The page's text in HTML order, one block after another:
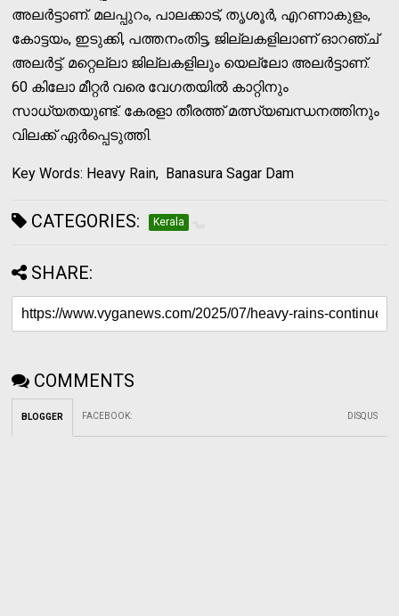
അലര്‍ട്ടാണ്. മലപ്പുറം, പാലക്കാട്, തൃശൂര്‍, എറണാകുളം,
കോട്ടയം, ഇടുക്കി, പത്തനംതിട്ട, ജില്ലകളിലാണ് ഓറഞ്ച്
അലര്‍ട്ട്. മറ്റെല്ലാ ജില്ലകളിലും യെല്ലോ അലര്‍ട്ടാണ്.
60 കിലോ മീറ്റര്‍ വരെ വേഗതയില്‍ കാറ്റിനും
സാധ്യതയുണ്ട്. കേരളാ തീരത്ത് മത്സ്യബന്ധനത്തിനും
വിലക്ക് ഏര്‍പ്പെടുത്തി.
Key Words: Heavy Rain, Banasura Sagar Dam
CATEGORIES: Kerala
SHARE:
COMMENTS
BLOGGER FACEBOOK: DISQUS